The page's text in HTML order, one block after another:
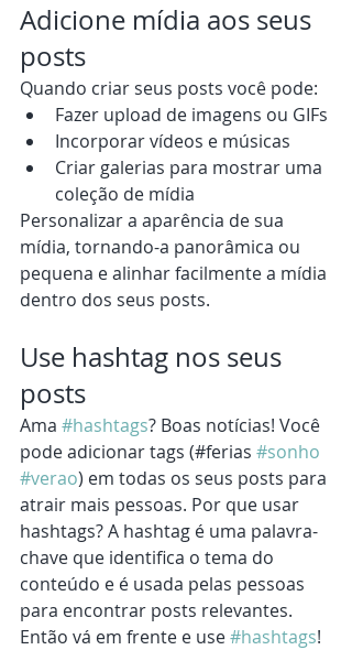
Adicione mídia aos seus
posts
Quando criar seus posts você pode:
Fazer upload de imagens ou GIFs
Incorporar vídeos e músicas
Criar galerias para mostrar uma
coleção de mídia
Personalizar a aparência de sua
mídia, tornando-a panorâmica ou
pequena e alinhar facilmente a mídia
dentro dos seus posts.
Use hashtag nos seus
posts
Ama #hashtags? Boas notícias! Você
pode adicionar tags (#ferias #sonho
#verao) em todas os seus posts para
atrair mais pessoas. Por que usar
hashtags? A hashtag é uma palavra-
chave que identifica o tema do
conteúdo e é usada pelas pessoas
para encontrar posts relevantes.
Então vá em frente e use #hashtags!